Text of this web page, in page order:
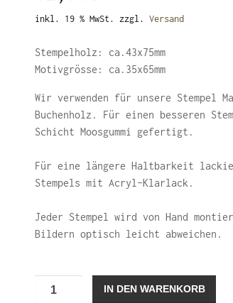
inkl. 19 % MwSt. zzgl. Versand
Stempelholz: ca.43x75mm
Motivgrösse: ca.35x65mm
Wir verwenden für unsere Stempel
Buchenholz. Für einen besseren
Schicht Moosgummi gefertigt.
Für eine längere Haltbarkeit
Stempels mit Acryl-Klarlack.
Jeder Stempel wird von Hand
Bildern optisch leicht abweichen.
Alpenmohn
IN DEN WARENKORB